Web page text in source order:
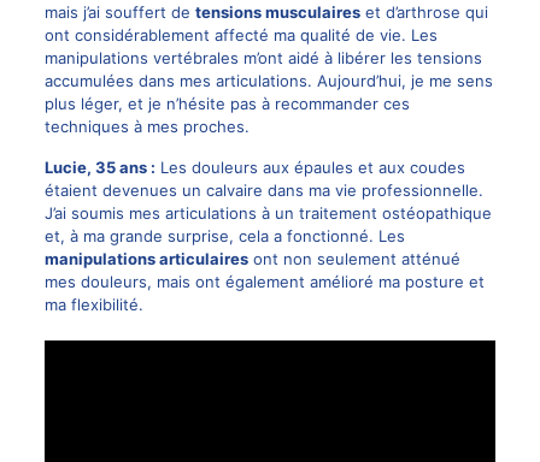
mais j’ai souffert de tensions musculaireset d’arthrose qui
ont considérablement affecté ma qualité de vie. Les
manipulations vertébrales m’ont aidé à libérer les tensions
accumulées dans mes articulations. Aujourd’hui, je me sens
plus léger, et je n’hésite pas à recommander ces
techniques à mes proches.
Lucie, 35 ans : Les douleurs aux épaules et aux coudes
étaient devenues un calvaire dans ma vie professionnelle.
J’ai soumis mes articulations à un traitement ostéopathique
et, à ma grande surprise, cela a fonctionné. Les
manipulations articulairesont non seulement atténué
mes douleurs, mais ont également amélioré ma posture et
ma flexibilité.